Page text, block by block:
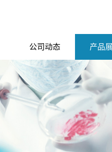
公司动态 产品